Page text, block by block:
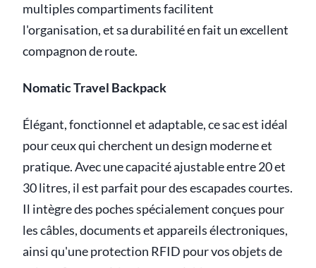
multiples compartiments facilitent
l'organisation, et sa durabilité en fait un excellent
compagnon de route.
Nomatic Travel Backpack
Élégant, fonctionnel et adaptable, ce sac est idéal
pour ceux qui cherchent un design moderne et
pratique. Avec une capacité ajustable entre 20 et
30 litres, il est parfait pour des escapades courtes.
Il intègre des poches spécialement conçues pour
les câbles, documents et appareils électroniques,
ainsi qu'une protection RFID pour vos objets de